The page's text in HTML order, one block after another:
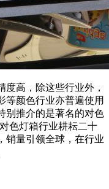
度高，除这些行业外，
等颜色行业亦普遍使用
别推介的是著名的对色
色灯箱行业耕耘二十
销量引领全球，在行业